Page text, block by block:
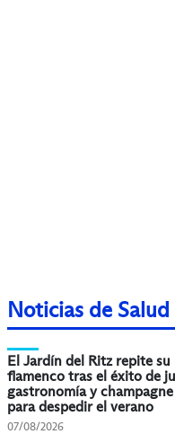
Noticias de Salud
El Jardín del Ritz repite su
flamenco tras el éxito de
gastronomía y
para despedir el verano
07/08/2026